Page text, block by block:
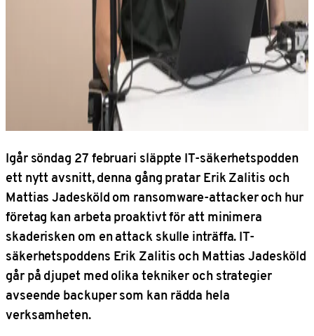
Igår söndag 27 februari släppte IT-säkerhetspodden
ett nytt avsnitt, denna gång pratar Erik Zalitis och
Mattias Jadesköld om ransomware-attacker och hur
företag kan arbeta proaktivt för att minimera
skaderisken om en attack skulle inträffa. IT-
säkerhetspoddens Erik Zalitis och Mattias Jadesköld
går på djupet med olika tekniker och strategier
avseende backuper som kan rädda hela
verksamheten.